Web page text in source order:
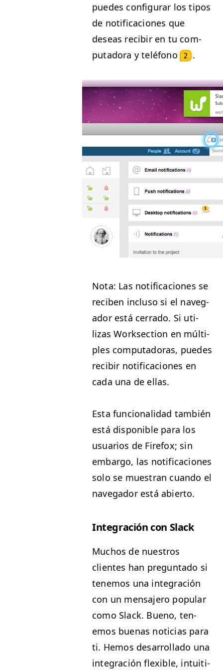
puedes con­fig­u­rar los tipos
de noti­fi­ca­ciones que
deseas recibir en tu com­
puta­do­ra y telé­fono
2 .
Nota: Las noti­fi­ca­ciones se
reciben inclu­so si el nave­g­
ador está cer­ra­do. Si uti­
lizas Work­sec­tion en múlti­
ples com­puta­do­ras, puedes
recibir noti­fi­ca­ciones en
cada una de ellas.
Esta fun­cional­i­dad tam­bién
está disponible para los
usuar­ios de Fire­fox; sin
embar­go, las noti­fi­ca­ciones
solo se mues­tran cuan­do el
nave­g­ador está abierto.
Inte­gración con Slack
Muchos de nue­stros
clientes han pre­gun­ta­do si
ten­emos una inte­gración
con un men­sajero pop­u­lar
como Slack. Bueno, ten­
emos bue­nas noti­cias para
ti. Hemos desar­rol­la­do una
inte­gración flex­i­ble, intu­iti­